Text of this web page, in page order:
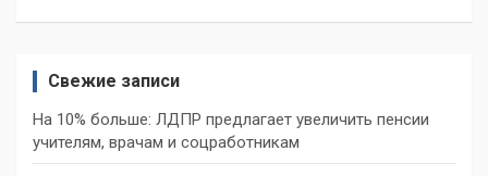
Свежие записи
На 10% больше: ЛДПР предлагает увеличить пенсии
учителям, врачам и соцработникам